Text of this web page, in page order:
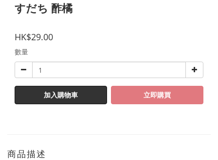
すだち 酢橘
HK$29.00
數量
加入購物車 立即購買
商品描述